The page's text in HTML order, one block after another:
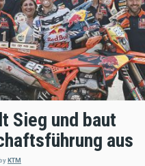
Sieg und baut
aus
KTM